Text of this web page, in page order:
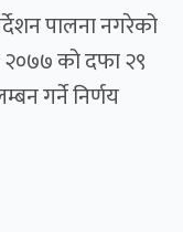
पालना नगरेको
को दफा २९
गर्ने निर्णय